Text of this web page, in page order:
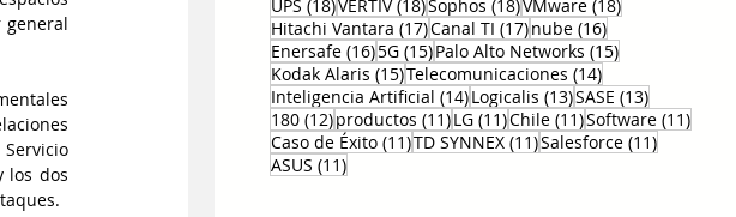
general
los dos
UPS (18)VERTIV (18)Sophos (18)VMware (18)
Hitachi Vantara (17)17 entradas
Canal TI (17)17 entradas
nube (16)16 entradas
Enersafe (16)16 entradas
5G (15)15 entradas
Palo Alto Networks (15)15 entradas
Kodak Alaris (15)15 entradas
Telecomunicaciones (14)14 entradas
Inteligencia Artificial (14)14 entradas
Logicalis (13)13 entradas
SASE (13)13
180 (12)12 entradas
productos (11)11 entradas
LG (11)11 entradas
Chile (11)11 entradas
Software (11)11
Caso de Éxito (11)11 entradas
TD SYNNEX (11)11 entradas
Salesforce (11)11
ASUS (11)11 entradas